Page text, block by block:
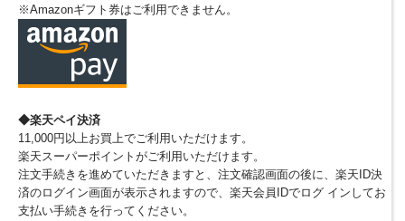
※Amazonギフト券はご利用できません。
◆楽天ペイ決済
11,000円以上お買上でご利用いただけます。
楽天スーパーポイントがご利用いただけます。
注文手続きを進めていただきますと、注文確認画面の後に、楽天ID決
済のログイン画面が表示されますので、楽天会員IDでログ インしてお
支払い手続きを行ってください。